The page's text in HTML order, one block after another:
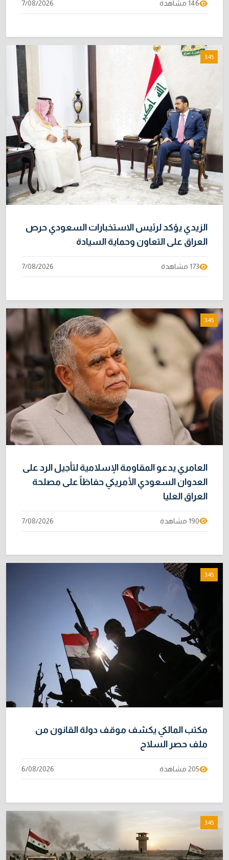
146 مشاهدة 7/08/2026
3:45
الزيدي يؤكد لرئيس الاستخبارات السعودي حرص
العراق على التعاون وحماية السيادة
173 مشاهدة 7/08/2026
3:45
العامري يدعو المقاومة الإسلامية لتأجيل الرد على
العدوان السعودي الأمريكي حفاظاً على مصلحة
العراق العليا
190 مشاهدة 7/08/2026
3:45
مكتب المالكي يكشف موقف دولة القانون من
ملف حصر السلاح
205 مشاهدة 6/08/2026
3:45